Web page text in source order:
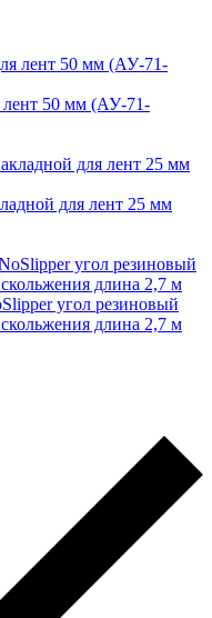
50 мм (АУ-71-
для лент 25 мм
угол резиновый
длина 2,7 м